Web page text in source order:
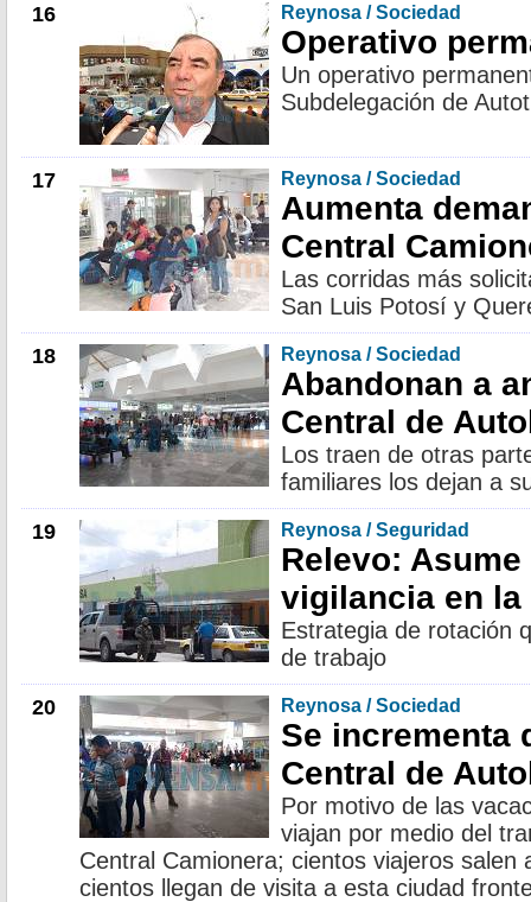
16 Reynosa / Sociedad
Operativo
Un operativo
Subdelegación de
17 Reynosa / Sociedad
Aumenta
Central
Las corridas más
San Luis Potosí y
18 Reynosa / Sociedad
Abandonan a
Central de
Los traen de otras
familiares los dejan a
19 Reynosa / Seguridad
Relevo: Asume
vigilancia en la
Estrategia de rotación
de trabajo
20 Reynosa / Sociedad
Se incrementa
Central de
Por motivo de las
viajan por medio del
Central Camionera; cientos viajeros salen
cientos llegan de visita a esta ciudad